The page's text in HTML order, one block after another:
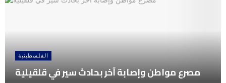
الفلسطينية
مصرع مواطن وإصابة آخر بحادث سير في قلقيلية